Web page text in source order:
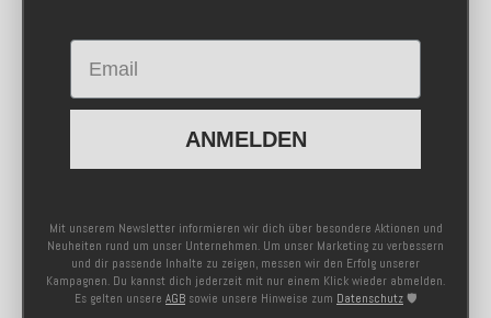
Email
ANMELDEN
Mit unserem Newsletter informieren wir dich über besondere Aktionen und
Neuheiten rund um unser Unternehmen. Um unser Marketing zu verbessern
und dir passende Inhalte zu zeigen, messen wir den Erfolg unserer
Kampagnen. Du kannst dich jederzeit mit nur einem Klick wieder abmelden.
Es gelten unsere AGB sowie unsere Hinweise zum Datenschutz 🛡️